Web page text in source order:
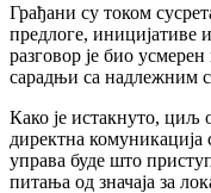
Грађани су током
предлоге, иницијативе
разговор је био
сарадњи са надлежним
Како је истакнуто, циљ
директна
управа буде што
питања од значаја за